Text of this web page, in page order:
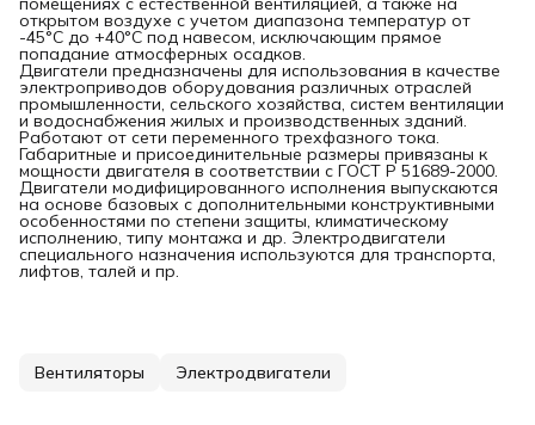
открытом воздухе с учетом диапазона температур от
-45°С до +40°С под навесом, исключающим прямое
попадание атмосферных осадков.
Двигатели предназначены для использования в качестве
электроприводов оборудования различных отраслей
промышленности, сельского хозяйства, систем вентиляции
и водоснабжения жилых и производственных зданий.
Работают от сети переменного трехфазного тока.
Габаритные и присоединительные размеры привязаны к
мощности двигателя в соответствии с ГОСТ Р 51689-2000.
Двигатели модифицированного исполнения выпускаются
на основе базовых с дополнительными конструктивными
особенностями по степени защиты, климатическому
исполнению, типу монтажа и др. Электродвигатели
специального назначения используются для транспорта,
лифтов, талей и пр.
Вентиляторы Электродвигатели